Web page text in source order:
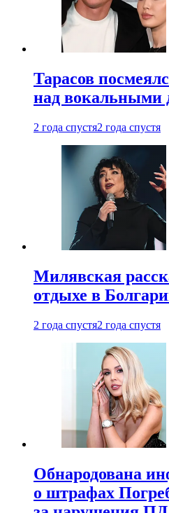
Тарасов
над вокальными
2 года спустя2 года спустя
Милявская
отдыхе в
2 года спустя2 года спустя
Обнародована
о штрафах